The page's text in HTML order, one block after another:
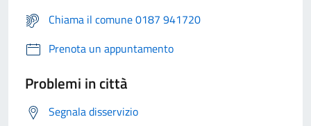
Chiama il comune 0187 941720
Prenota un appuntamento
Problemi in città
Segnala disservizio